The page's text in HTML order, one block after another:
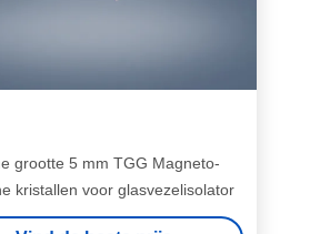
grootte 5 mm TGG Magneto-
kristallen voor glasvezelisolator